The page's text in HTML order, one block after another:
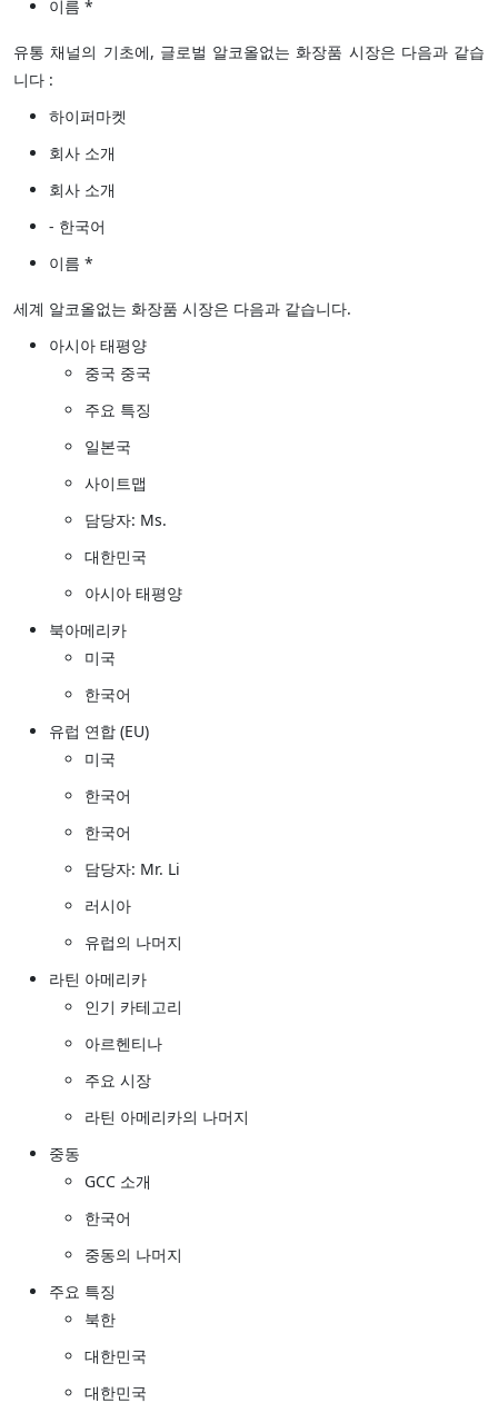
이름 *
유통 채널의 기초에, 글로벌 알코올없는 화장품 시장은 다음과 같습
니다 :
하이퍼마켓
회사 소개
회사 소개
- 한국어
이름 *
세계 알코올없는 화장품 시장은 다음과 같습니다.
아시아 태평양
중국 중국
주요 특징
일본국
사이트맵
담당자: Ms.
대한민국
아시아 태평양
북아메리카
미국
한국어
유럽 연합 (EU)
미국
한국어
한국어
담당자: Mr. Li
러시아
유럽의 나머지
라틴 아메리카
인기 카테고리
아르헨티나
주요 시장
라틴 아메리카의 나머지
중동
GCC 소개
한국어
중동의 나머지
주요 특징
북한
대한민국
대한민국